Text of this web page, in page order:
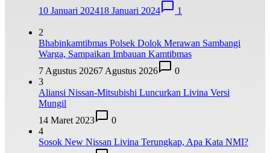
10 Januari 202418 Januari 2024 1
2
Bhabinkamtibmas Polsek Dolok Merawan Sambangi
Warga, Sampaikan Imbauan Kamtibmas
7 Agustus 20267 Agustus 2026
0
3
Aliansi Nissan-Mitsubishi Luncurkan Livina Versi
Mungil
14 Maret 2023
0
4
Sosok New Nissan Livina Terungkap, Apa Kata NMI?